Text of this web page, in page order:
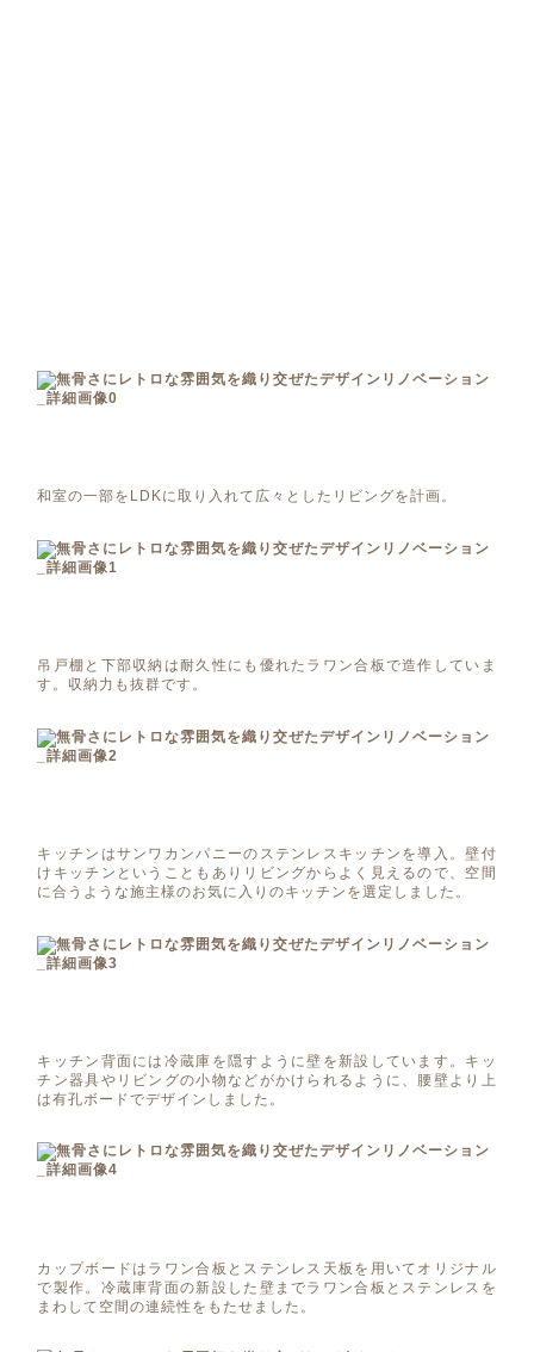
和室の一部をLDKに取り入れて広々としたリビングを計画。
吊戸棚と下部収納は耐久性にも優れたラワン合板で造作していま
す。収納力も抜群です。
キッチンはサンワカンパニーのステンレスキッチンを導入。壁付
けキッチンということもありリビングからよく見えるので、空間
に合うような施主様のお気に入りのキッチンを選定しました。
キッチン背面には冷蔵庫を隠すように壁を新設しています。キッ
チン器具やリビングの小物などがかけられるように、腰壁より上
は有孔ボードでデザインしました。
カップボードはラワン合板とステンレス天板を用いてオリジナル
で製作。冷蔵庫背面の新設した壁までラワン合板とステンレスを
まわして空間の連続性をもたせました。